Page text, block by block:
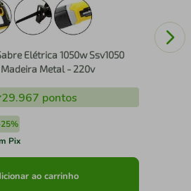
Elétrica 1050w Ssv1050
Metal - 220v
29.967 pontos
25%
Pix
ao carrinho